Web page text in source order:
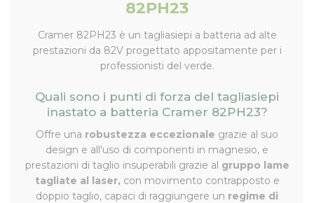
82PH23
Cramer 82PH23 è un tagliasiepi a batteria ad alte
prestazioni da 82V progettato appositamente per i
professionisti del verde.
Quali sono i punti di forza del tagliasiepi
inastato a batteria Cramer 82PH23?
Offre una robustezza eccezionale grazie al suo
design e all'uso di componenti in magnesio, e
prestazioni di taglio insuperabili grazie al gruppo lame
tagliate al laser, con movimento contrapposto e
doppio taglio, capaci di raggiungere un regime di